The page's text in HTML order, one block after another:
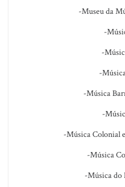
-Museu da
-
-
-
-Música
-
-Música Colonial
-Música
-Música do